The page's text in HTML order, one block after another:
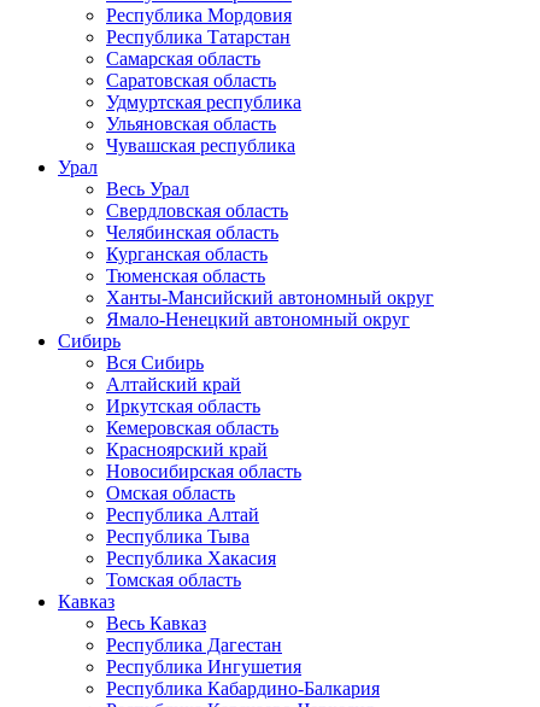
Республика Мордовия
Республика Татарстан
Самарская область
Саратовская область
Удмуртская республика
Ульяновская область
Чувашская республика
Урал
Весь Урал
Свердловская область
Челябинская область
Курганская область
Тюменская область
Ханты-Мансийский автономный округ
Ямало-Ненецкий автономный округ
Сибирь
Вся Сибирь
Алтайский край
Иркутская область
Кемеровская область
Красноярский край
Новосибирская область
Омская область
Республика Алтай
Республика Тыва
Республика Хакасия
Томская область
Кавказ
Весь Кавказ
Республика Дагестан
Республика Ингушетия
Республика Кабардино-Балкария